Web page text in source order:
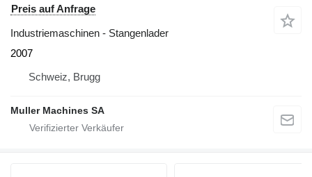
Preis auf Anfrage
Industriemaschinen - Stangenlader
2007
Schweiz, Brugg
Muller Machines SA